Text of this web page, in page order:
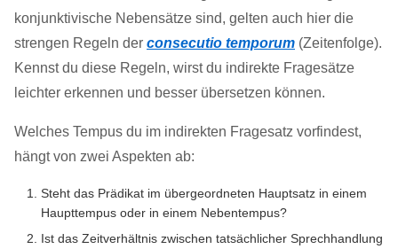
konjunktivische Nebensätze sind, gelten auch hier die
strengen Regeln der consecutio temporum (Zeitenfolge).
Kennst du diese Regeln, wirst du indirekte Fragesätze
leichter erkennen und besser übersetzen können.
Welches Tempus du im indirekten Fragesatz vorfindest,
hängt von zwei Aspekten ab:
Steht das Prädikat im übergeordneten Hauptsatz in einem
Haupttempus oder in einem Nebentempus?
Ist das Zeitverhältnis zwischen tatsächlicher Sprechhandlung